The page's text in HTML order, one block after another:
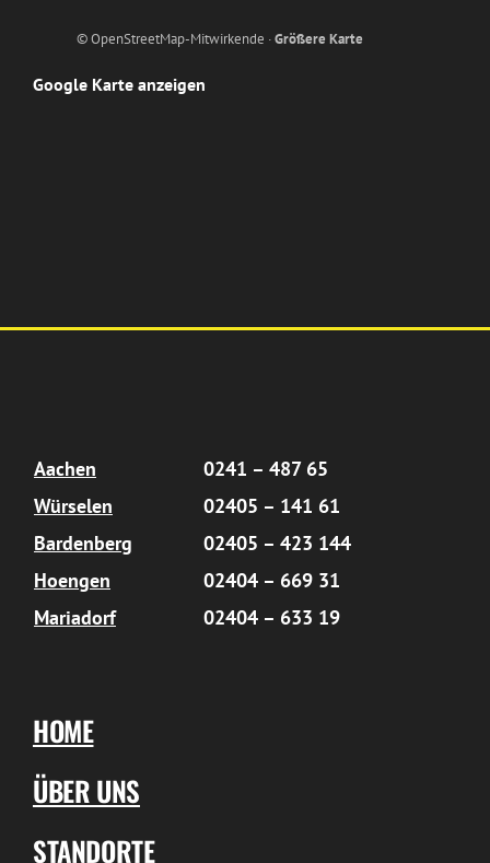
© OpenStreetMap-Mitwirkende ·Größere Karte
Google Karte anzeigen
Aachen
0241 – 487 65
Würselen
02405 – 141 61
Bardenberg
02405 – 423 144
Hoengen
02404 – 669 31
Mariadorf
02404 – 633 19
HOME
ÜBER UNS
STANDORTE